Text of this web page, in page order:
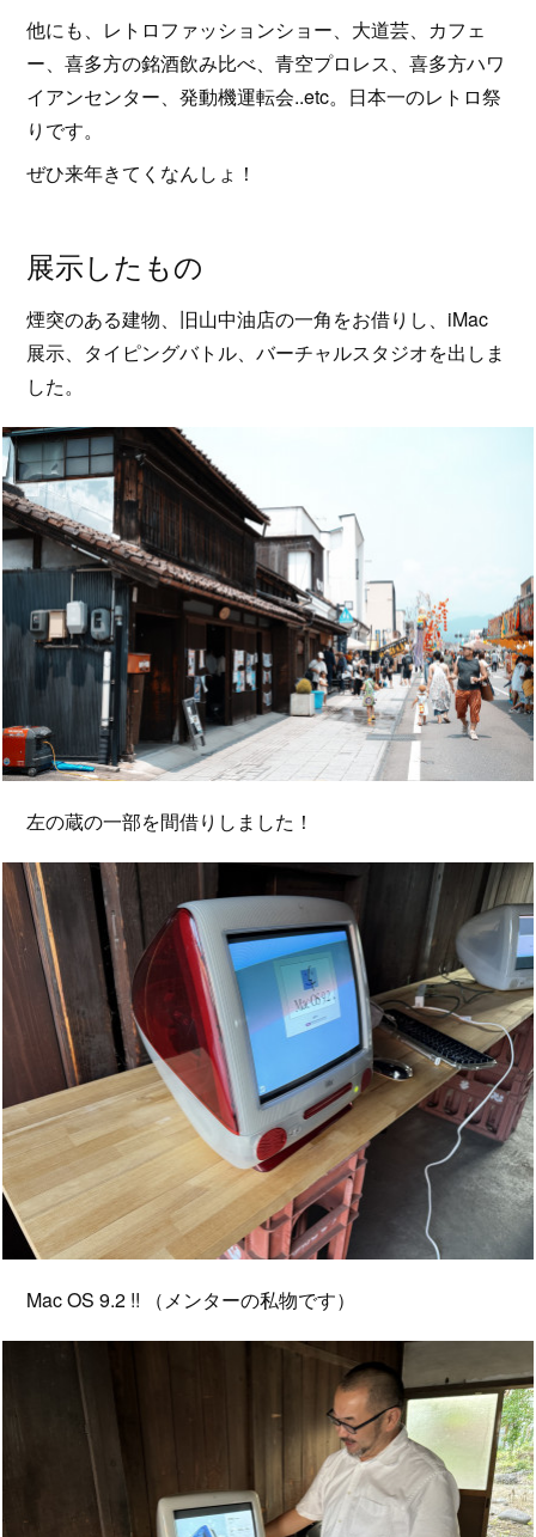
他にも、レトロファッションショー、大道芸、カフェ
ー、喜多方の銘酒飲み比べ、青空プロレス、喜多方ハワ
イアンセンター、発動機運転会..etc。日本一のレトロ祭
りです。
ぜひ来年きてくなんしょ！
展示したもの
煙突のある建物、旧山中油店の一角をお借りし、iMac
展示、タイピングバトル、バーチャルスタジオを出しま
した。
左の蔵の一部を間借りしました！
Mac OS 9.2 !! （メンターの私物です）